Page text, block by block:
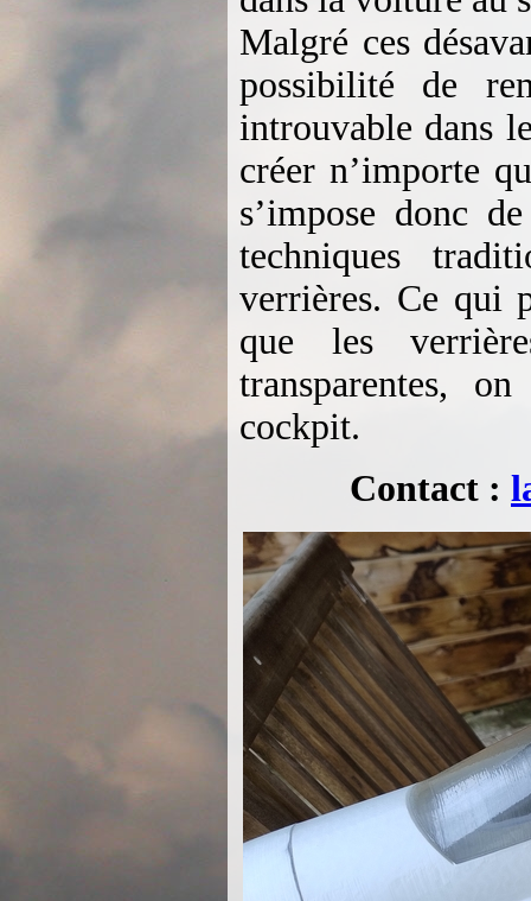
Malgré ces
possibilité de
introuvable dans
créer n’importe
s’impose donc
techniques
verrières. Ce qui
que les
transparentes,
cockpit.
Contact :